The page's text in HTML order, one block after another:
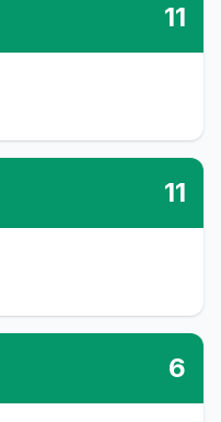
11
11
6